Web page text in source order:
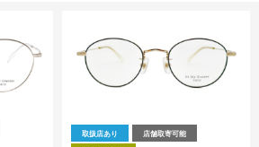
取扱店あり 店舗取寄可能